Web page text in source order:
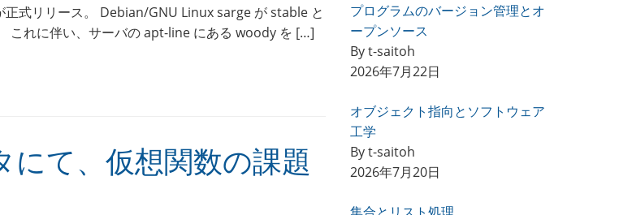
式リリース。 Debian/GNU Linux sarge が stable と
これに伴い、サーバの apt-line にある woody を […]
にて、仮想関数の課題
プログラムのバージョン管理とオ
ープンソース
By t-saitoh
2026年7月22日
オブジェクト指向とソフトウェア
工学
By t-saitoh
2026年7月20日